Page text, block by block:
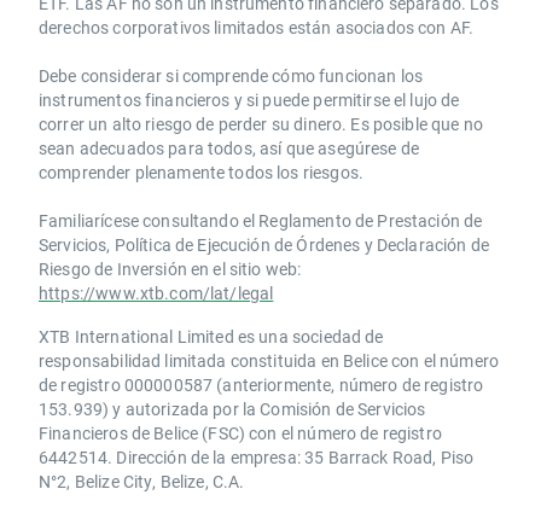
derechos corporativos limitados están asociados con AF.
Debe considerar si comprende cómo funcionan los
instrumentos financieros y si puede permitirse el lujo de
correr un alto riesgo de perder su dinero. Es posible que no
sean adecuados para todos, así que asegúrese de
comprender plenamente todos los riesgos.
Familiarícese consultando el Reglamento de Prestación de
Servicios, Política de Ejecución de Órdenes y Declaración de
Riesgo de Inversión en el sitio web:
https://www.xtb.com/lat/legal
XTB International Limited es una sociedad de
responsabilidad limitada constituida en Belice con el número
de registro 000000587 (anteriormente, número de registro
153.939) y autorizada por la Comisión de Servicios
Financieros de Belice (FSC) con el número de registro
6442514. Dirección de la empresa: 35 Barrack Road, Piso
N°2, Belize City, Belize, C.A.